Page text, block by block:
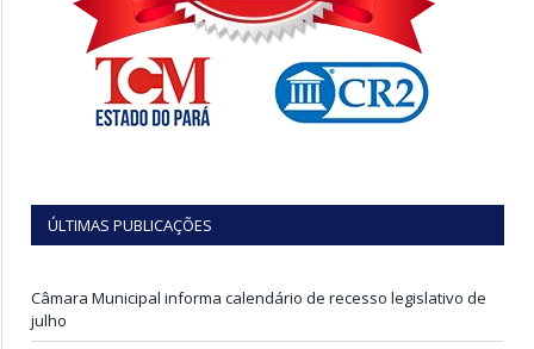
ÚLTIMAS PUBLICAÇÕES
Câmara Municipal informa calendário de recesso legislativo de
julho